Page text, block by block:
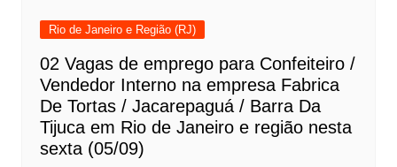
Rio de Janeiro e Região (RJ)
02 Vagas de emprego para Confeiteiro /
Vendedor Interno na empresa Fabrica
De Tortas / Jacarepaguá / Barra Da
Tijuca em Rio de Janeiro e região nesta
sexta (05/09)